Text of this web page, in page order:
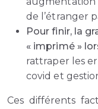
de l’étranger
Pour finir, la
« imprimé »
rattraper les
covid et
Ces différents